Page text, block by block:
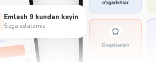
Emlash 9 kundan keyin
Sizga eslatamiz